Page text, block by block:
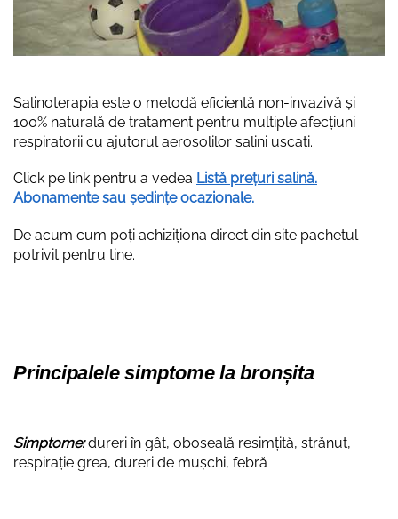
Salinoterapia este o metodă eficientă non-invazivă și
100% naturală de tratament pentru multiple afecțiuni
respiratorii cu ajutorul aerosolilor salini uscați.
Click pe link pentru a vedea Listă prețuri salină.
Abonamente sau ședințe ocazionale.
De acum cum poți achiziționa direct din site pachetul
potrivit pentru tine.
Principalele simptome la bronșita
Simptome:dureri în gât, oboseală resimțită, strănut,
respirație grea, dureri de mușchi, febră